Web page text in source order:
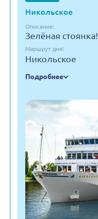
Никольское
Описание:
Зелёная стоянка!
Маршрут дня:
Никольское
Подробнее